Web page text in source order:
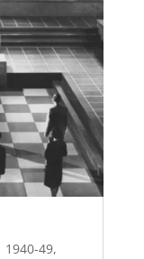
1940-49,